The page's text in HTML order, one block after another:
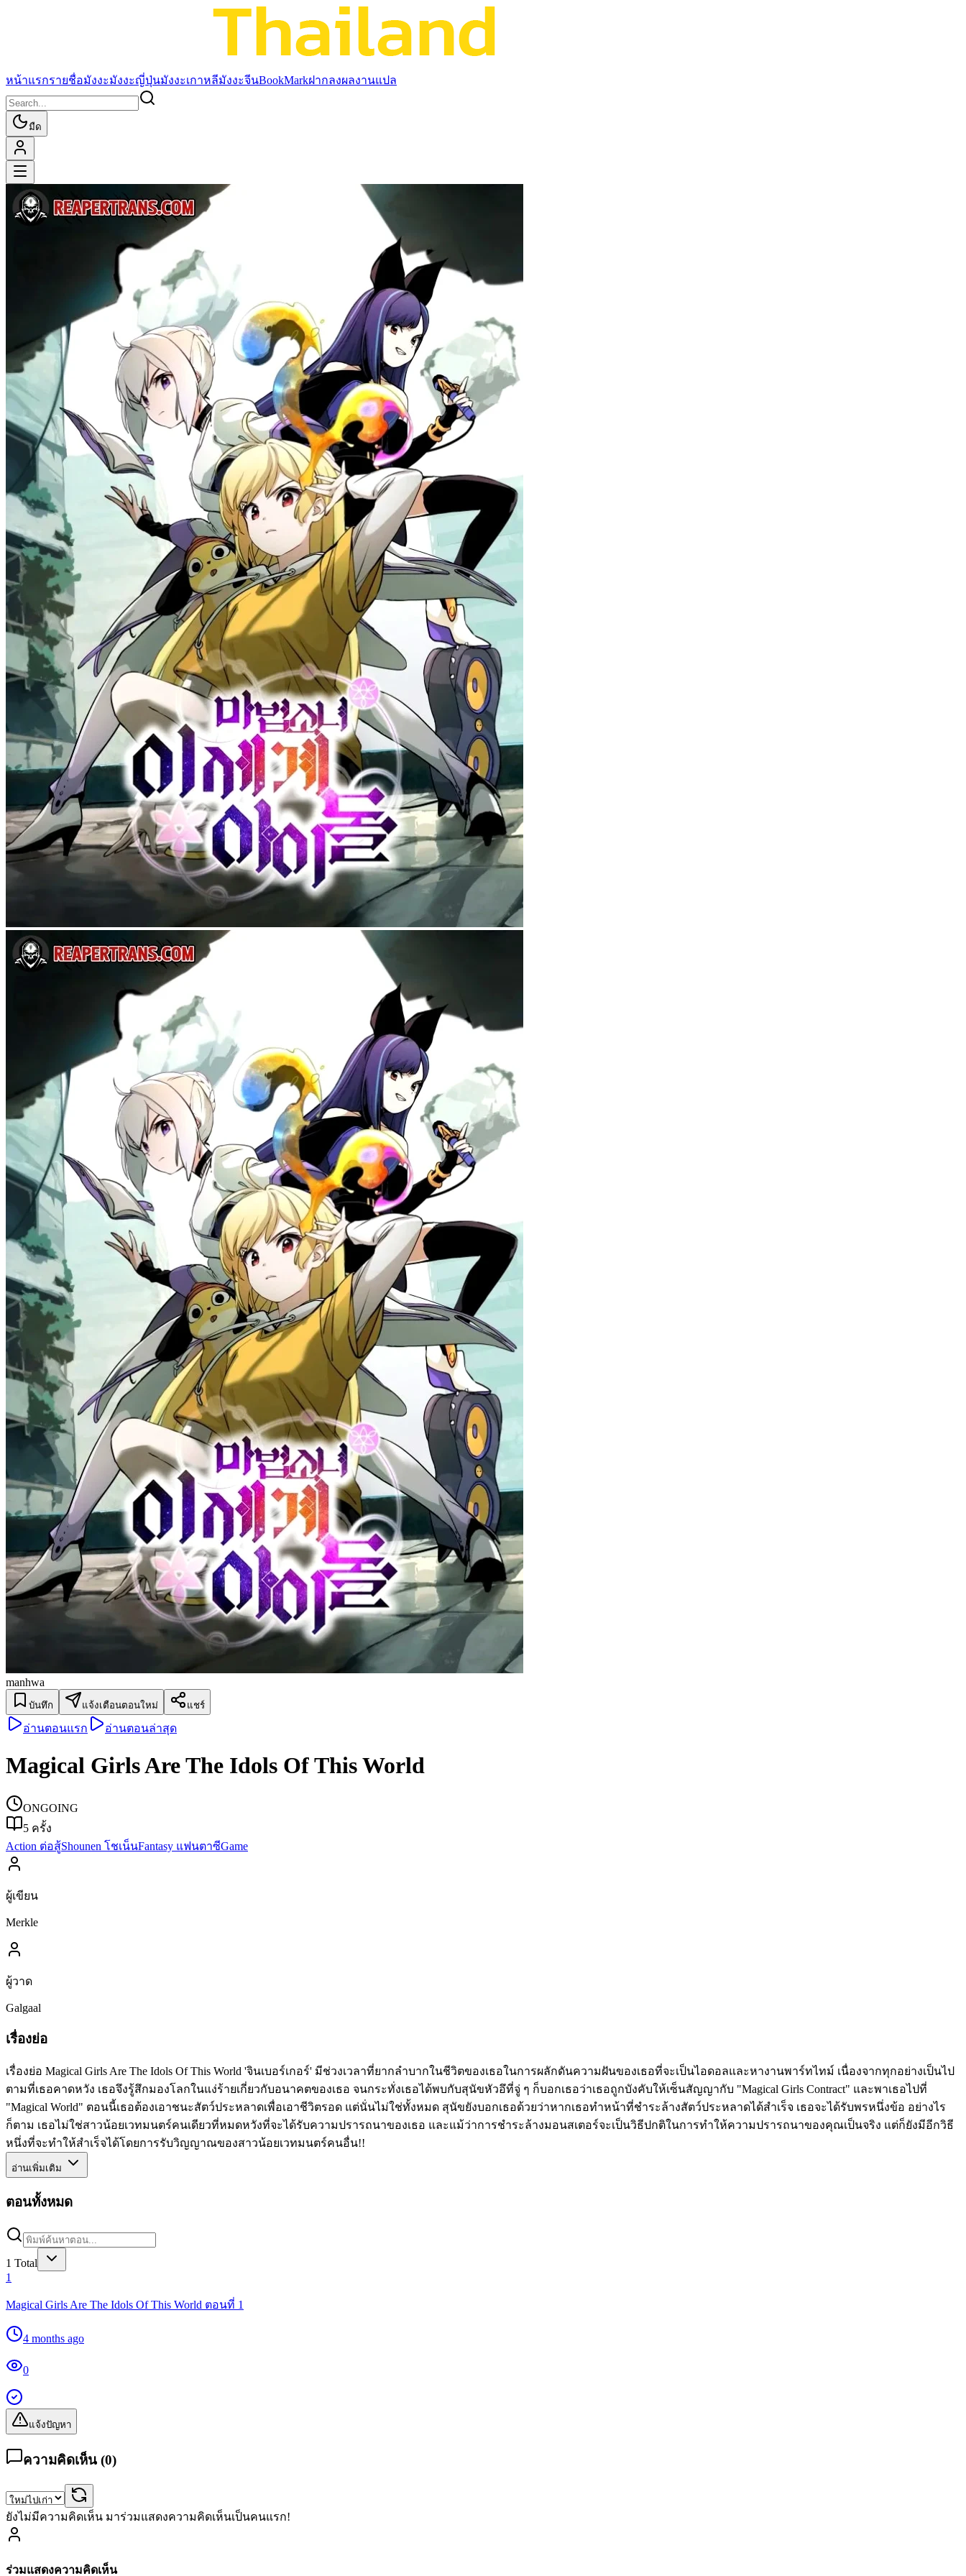
หน้าแรกรายชื่อมังงะมังงะญี่ปุ่นมังงะเกาหลีมังงะจีนBookMarkฝากลงผลงานแปล
มืด
manhwa
บันทึก แจ้งเตือนตอนใหม่ แชร์
อ่านตอนแรก อ่านตอนล่าสุด
Magical Girls Are The Idols Of This World
ONGOING
5 ครั้ง
Action ต่อสู้Shounen โชเน็นFantasy แฟนตาซีGame
ผู้เขียน
Merkle
ผู้วาด
Galgaal
เรื่องย่อ
เรื่องย่อ Magical Girls Are The Idols Of This World 'จินเบอร์เกอร์' มีช่วงเวลาที่ยากลำบากในชีวิตของเธอในการผลักดันความฝันของเธอที่จะเป็นไอดอลและหางานพาร์ทไทม์ เนื่องจากทุกอย่างเป็นไป
ตามที่เธอคาดหวัง เธอจึงรู้สึกมองโลกในแง่ร้ายเกี่ยวกับอนาคตของเธอ จนกระทั่งเธอได้พบกับสุนัขหัวอึที่จู่ ๆ ก็บอกเธอว่าเธอถูกบังคับให้เซ็นสัญญากับ "Magical Girls Contract" และพาเธอไปที่
"Magical World" ตอนนี้เธอต้องเอาชนะสัตว์ประหลาดเพื่อเอาชีวิตรอด แต่นั่นไม่ใช่ทั้งหมด สุนัขยังบอกเธอด้วยว่าหากเธอทำหน้าที่ชำระล้างสัตว์ประหลาดได้สำเร็จ เธอจะได้รับพรหนึ่งข้อ อย่างไร
ก็ตาม เธอไม่ใช่สาวน้อยเวทมนตร์คนเดียวที่หมดหวังที่จะได้รับความปรารถนาของเธอ และแม้ว่าการชำระล้างมอนสเตอร์จะเป็นวิธีปกติในการทำให้ความปรารถนาของคุณเป็นจริง แต่ก็ยังมีอีกวิธี
หนึ่งที่จะทำให้สำเร็จได้โดยการรับวิญญาณของสาวน้อยเวทมนตร์คนอื่น!!
อ่านเพิ่มเติม
ตอนทั้งหมด
1 Total
1
Magical Girls Are The Idols Of This World ตอนที่ 1
4 months ago
0
แจ้งปัญหา
ความคิดเห็น (0)
ยังไม่มีความคิดเห็น มาร่วมแสดงความคิดเห็นเป็นคนแรก!
ร่วมแสดงความคิดเห็น